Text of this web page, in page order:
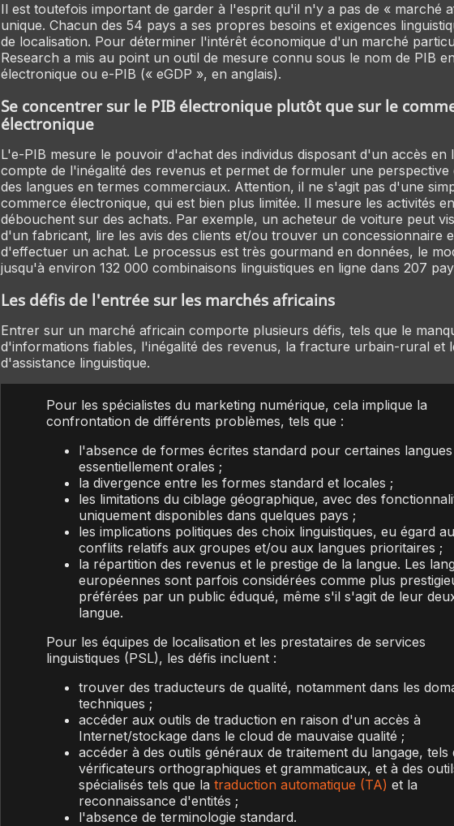
Il est toutefois important de garder à l'esprit qu'il n'y a pas de « marché
unique. Chacun des 54 pays a ses propres besoins et exigences
de localisation. Pour déterminer l'intérêt économique d'un marché
Research a mis au point un outil de mesure connu sous le nom de PIB
électronique ou e-PIB (« eGDP », en anglais).
Se concentrer sur le PIB électronique plutôt que sur le
électronique
L'e-PIB mesure le pouvoir d'achat des individus disposant d'un accès en
compte de l'inégalité des revenus et permet de formuler une perspective
des langues en termes commerciaux. Attention, il ne s'agit pas d'une
commerce électronique, qui est bien plus limitée. Il mesure les activités
débouchent sur des achats. Par exemple, un acheteur de voiture peut
d'un fabricant, lire les avis des clients et/ou trouver un concessionnaire
d'effectuer un achat. Le processus est très gourmand en données, le
jusqu'à environ 132 000 combinaisons linguistiques en ligne dans 207
Les défis de l'entrée sur les marchés africains
Entrer sur un marché africain comporte plusieurs défis, tels que le
d'informations fiables, l'inégalité des revenus, la fracture urbain-rural et
d'assistance linguistique.
Pour les spécialistes du marketing numérique, cela implique la
confrontation de différents problèmes, tels que :
l'absence de formes écrites standard pour certaines langues
essentiellement orales ;
la divergence entre les formes standard et locales ;
les limitations du ciblage géographique, avec des
uniquement disponibles dans quelques pays ;
les implications politiques des choix linguistiques, eu égard
conflits relatifs aux groupes et/ou aux langues prioritaires ;
la répartition des revenus et le prestige de la langue. Les
européennes sont parfois considérées comme plus
préférées par un public éduqué, même s'il s'agit de leur
langue.
Pour les équipes de localisation et les prestataires de services
linguistiques (PSL), les défis incluent :
trouver des traducteurs de qualité, notamment dans les
techniques ;
accéder aux outils de traduction en raison d'un accès à
Internet/stockage dans le cloud de mauvaise qualité ;
accéder à des outils généraux de traitement du langage, tels
vérificateurs orthographiques et grammaticaux, et à des
spécialisés tels que la traduction automatique (TA) et la
reconnaissance d'entités ;
l'absence de terminologie standard.